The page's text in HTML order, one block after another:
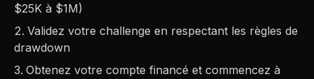
$25K à $1M)
Validez votre challenge en respectant les règles de
drawdown
Obtenez votre compte financé et commencez à